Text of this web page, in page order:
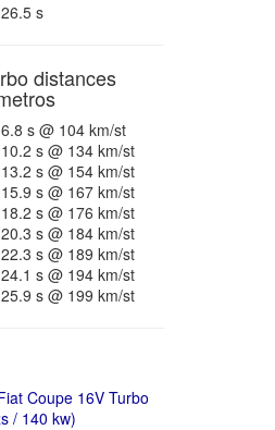
26.5 s
distances
6.8 s @ 104 km/st
10.2 s @ 134 km/st
13.2 s @ 154 km/st
15.9 s @ 167 km/st
18.2 s @ 176 km/st
20.3 s @ 184 km/st
22.3 s @ 189 km/st
24.1 s @ 194 km/st
25.9 s @ 199 km/st
Coupe 16V Turbo
/ 140 kw)